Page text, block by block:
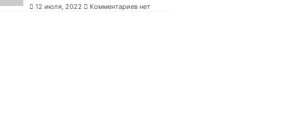
12 июля, 2022 Комментариев нет